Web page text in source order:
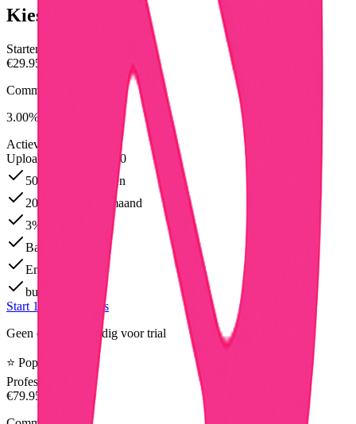
Kies je plan
Starter
€29.95
Commissie
3.00%
Actieve veilingen:
Uploads per maand:
200
50 actieve veilingen
200 uploads per maand
3% commissie
Basis analytics
Email support
bulk_upload
Start 14 dagen gratis
Geen creditcard nodig voor trial
⭐ Populair
Professional
€79.95